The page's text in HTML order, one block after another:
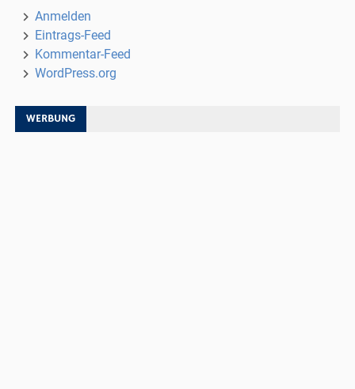
Anmelden
Eintrags-Feed
Kommentar-Feed
WordPress.org
WERBUNG